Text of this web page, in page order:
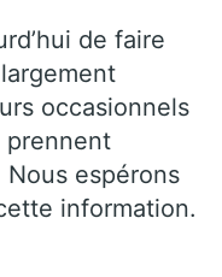
de faire
occasionnels
prennent
Nous espérons
information.